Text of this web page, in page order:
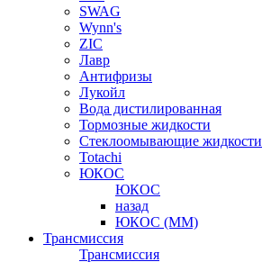
SWAG
Wynn's
ZIC
Лавр
Антифризы
Лукойл
Вода дистилированная
Тормозные жидкости
Стеклоомывающие жидкости
Totachi
ЮКОС
ЮКОС
назад
ЮКОС (ММ)
Трансмиссия
Трансмиссия